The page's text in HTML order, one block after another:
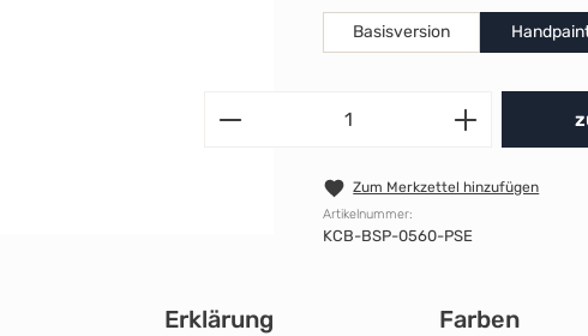
Basisversion
Zum Merkzettel hinzufügen
Artikelnummer:
KCB-BSP-0560-PSE
Erklärung Farben